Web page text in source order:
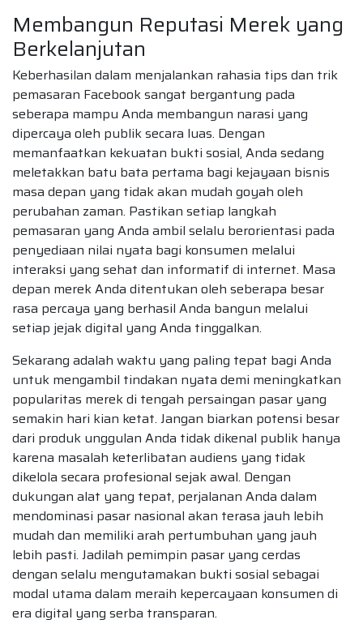
Membangun Reputasi Merek yang
Berkelanjutan
Keberhasilan dalam menjalankan rahasia tips dan trik
pemasaran Facebook sangat bergantung pada
seberapa mampu Anda membangun narasi yang
dipercaya oleh publik secara luas. Dengan
memanfaatkan kekuatan bukti sosial, Anda sedang
meletakkan batu bata pertama bagi kejayaan bisnis
masa depan yang tidak akan mudah goyah oleh
perubahan zaman. Pastikan setiap langkah
pemasaran yang Anda ambil selalu berorientasi pada
penyediaan nilai nyata bagi konsumen melalui
interaksi yang sehat dan informatif di internet. Masa
depan merek Anda ditentukan oleh seberapa besar
rasa percaya yang berhasil Anda bangun melalui
setiap jejak digital yang Anda tinggalkan.
Sekarang adalah waktu yang paling tepat bagi Anda
untuk mengambil tindakan nyata demi meningkatkan
popularitas merek di tengah persaingan pasar yang
semakin hari kian ketat. Jangan biarkan potensi besar
dari produk unggulan Anda tidak dikenal publik hanya
karena masalah keterlibatan audiens yang tidak
dikelola secara profesional sejak awal. Dengan
dukungan alat yang tepat, perjalanan Anda dalam
mendominasi pasar nasional akan terasa jauh lebih
mudah dan memiliki arah pertumbuhan yang jauh
lebih pasti. Jadilah pemimpin pasar yang cerdas
dengan selalu mengutamakan bukti sosial sebagai
modal utama dalam meraih kepercayaan konsumen di
era digital yang serba transparan.